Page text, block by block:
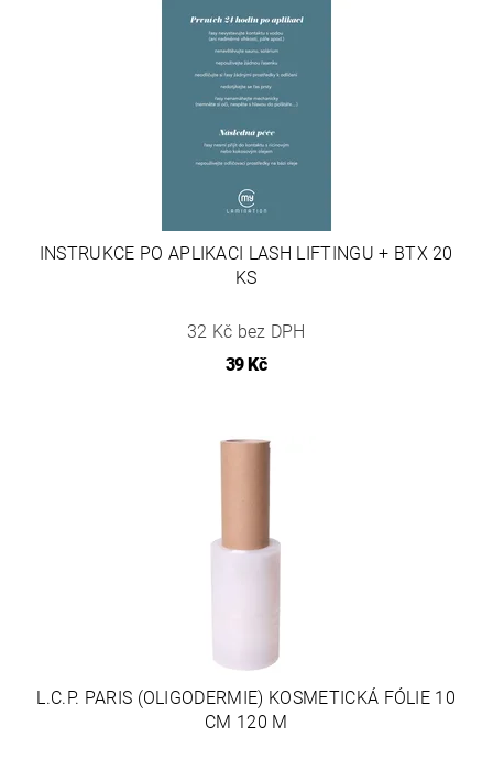
INSTRUKCE PO APLIKACI LASH LIFTINGU + BTX 20
KS
32 Kč bez DPH
39 Kč
L.C.P. PARIS (OLIGODERMIE) KOSMETICKÁ FÓLIE 10
CM 120 M